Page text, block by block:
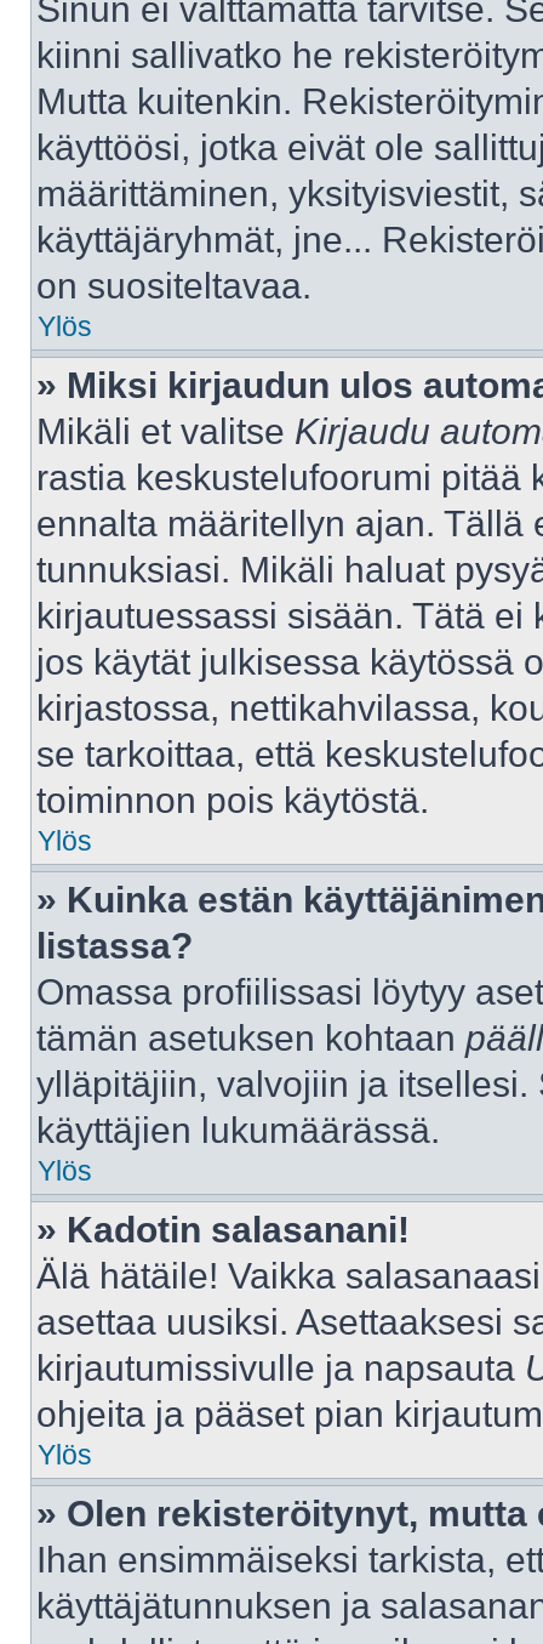
Sinun ei välttämättä tarvitse.
kiinni sallivatko he
Mutta kuitenkin.
käyttöösi, jotka eivät ole
määrittäminen, yksityisviestit,
käyttäjäryhmät, jne...
on suositeltavaa.
Ylös
» Miksi kirjaudun ulos
Mikäli et valitse Kirjaudu
rastia keskustelufoorumi pitää
ennalta määritellyn ajan. Tällä
tunnuksiasi. Mikäli haluat
kirjautuessassi sisään. Tätä
jos käytät julkisessa käytössä
kirjastossa, nettikahvilassa,
se tarkoittaa, että
toiminnon pois käytöstä.
Ylös
» Kuinka estän
listassa?
Omassa profiilissasi löytyy
tämän asetuksen kohtaan
ylläpitäjiin, valvojiin ja
käyttäjien lukumäärässä.
Ylös
» Kadotin salasanani!
Älä hätäile! Vaikka
asettaa uusiksi. Asettaaksesi
kirjautumissivulle ja napsauta
ohjeita ja pääset pian
Ylös
» Olen rekisteröitynyt,
Ihan ensimmäiseksi tarkista,
käyttäjätunnuksen ja